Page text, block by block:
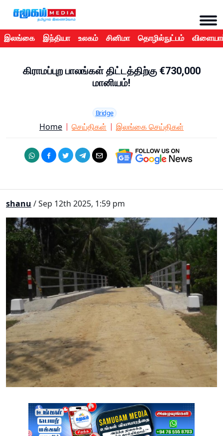
இலங்கை இந்தியா உலகம் சினிமா தொழில்நுட்பம்
கிராமப்புற பாலங்கள் திட்டத்திற்கு €730,000
மானியம்!
Bridge
Home செய்திகள் இலங்கை செய்திகள்
shanu / Sep 12th 2025, 1:59 pm